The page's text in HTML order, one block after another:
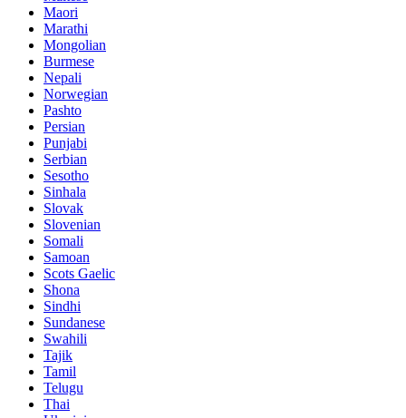
Maori
Marathi
Mongolian
Burmese
Nepali
Norwegian
Pashto
Persian
Punjabi
Serbian
Sesotho
Sinhala
Slovak
Slovenian
Somali
Samoan
Scots Gaelic
Shona
Sindhi
Sundanese
Swahili
Tajik
Tamil
Telugu
Thai